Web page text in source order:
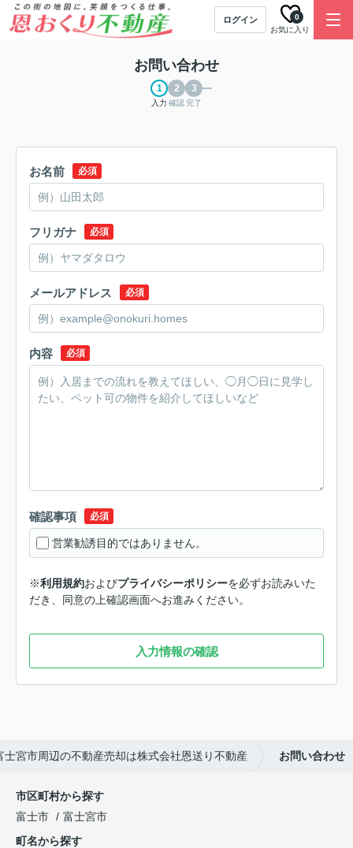
ログイン
お気に入り
0
お問い合わせ
入力 確認完了
お名前 必須
フリガナ 必須
メールアドレス 必須
内容 必須
確認事項 必須
営業勧誘目的ではありません。
※利用規約およびプライバシーポリシーを必ずお読みいた
だき、同意の上確認画面へお進みください。
入力情報の確認
士宮市周辺の不動産売却は株式会社恩送り不動産 お問い合わせ
市区町村から探す
富士市
富士宮市
町名から探す